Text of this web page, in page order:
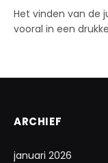
Het vinden van de
vooral in een
ARCHIEF
januari 2026